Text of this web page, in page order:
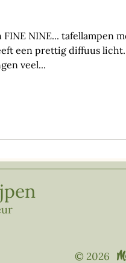
NINE... tafellampen
een prettig diffuus licht.
veel...
© 2026